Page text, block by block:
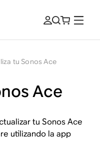
tu Sonos Ace
Ace
tu Sonos Ace
utilizando la app